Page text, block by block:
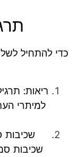
כדי להתחיל
ריאות:
למיתרי
שכיבות
שכיבות